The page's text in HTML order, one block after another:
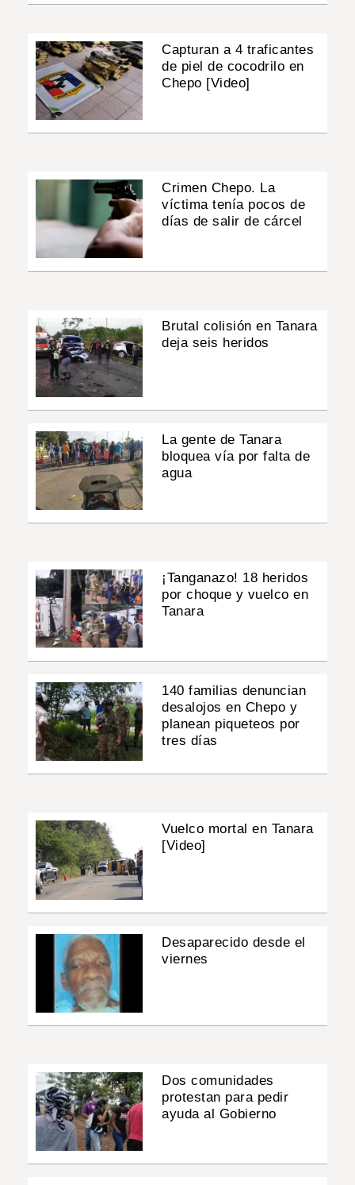
Capturan a 4 traficantes
de piel de cocodrilo en
Chepo [Video]
Crimen Chepo. La
víctima tenía pocos de
días de salir de cárcel
Brutal colisión en Tanara
deja seis heridos
La gente de Tanara
bloquea vía por falta de
agua
¡Tanganazo! 18 heridos
por choque y vuelco en
Tanara
140 familias denuncian
desalojos en Chepo y
planean piqueteos por
tres días
Vuelco mortal en Tanara
[Video]
Desaparecido desde el
viernes
Dos comunidades
protestan para pedir
ayuda al Gobierno